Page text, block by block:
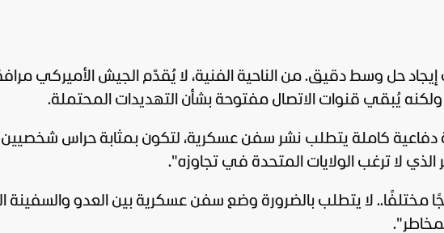
إيجاد حل وسط دقيق. من الناحية الفنية، لا يُقدّم الجيش الأميركي
يُبقي قنوات الاتصال مفتوحة بشأن التهديدات المحتملة.
دفاعية كاملة يتطلب نشر سفن عسكرية، لتكون بمثابة حراس شخصيين
لا ترغب الولايات المتحدة في تجاوزه".
مختلفًا.. لا يتطلب بالضرورة وضع سفن عسكرية بين العدو والسفينة